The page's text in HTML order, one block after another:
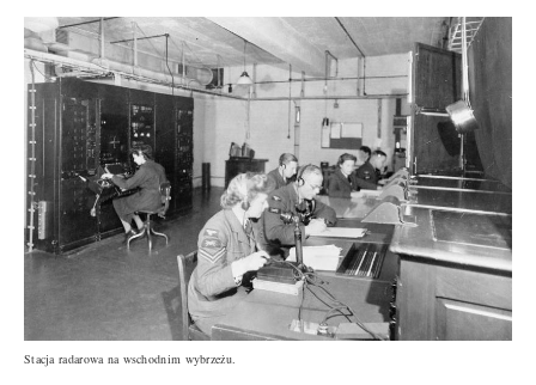
Stacja radarowa na wschodnim wybrzeżu.